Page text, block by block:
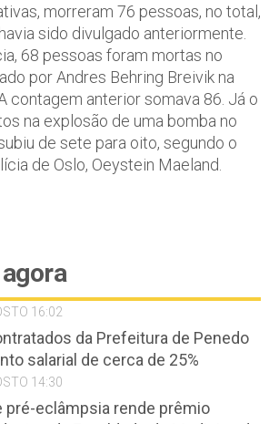
morreram 76 pessoas, no total,
sido divulgado anteriormente.
68 pessoas foram mortas no
por Andres Behring Breivik na
contagem anterior somava 86. Já o
na explosão de uma bomba no
de sete para oito, segundo o
de Oslo, Oeystein Maeland.
16:02
da Prefeitura de Penedo
salarial de cerca de 25%
14:30
pré-eclâmpsia rende prêmio